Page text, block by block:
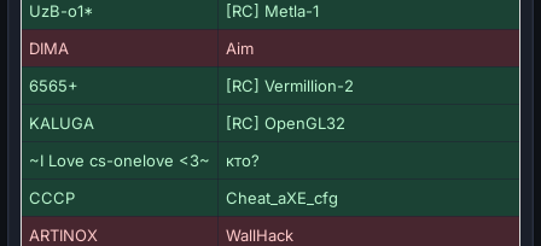
UzB-o1*
[RC] Metla-1
DIMA
Aim
6565+
[RC] Vermillion-2
KALUGA
[RC] OpenGL32
~I Love cs-onelove <3~
кто?
CCCP
Cheat_aXE_cfg
ARTINOX
WallHack